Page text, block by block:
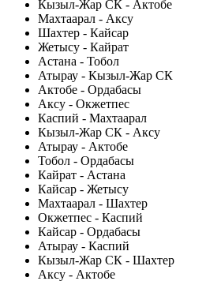
Кызыл-Жар СК - Актобе
Махтаарал - Аксу
Шахтер - Кайсар
Жетысу - Кайрат
Астана - Тобол
Атырау - Кызыл-Жар СК
Актобе - Ордабасы
Аксу - Окжетпес
Каспий - Махтаарал
Кызыл-Жар СК - Аксу
Атырау - Актобе
Тобол - Ордабасы
Кайрат - Астана
Кайсар - Жетысу
Махтаарал - Шахтер
Окжетпес - Каспий
Кайсар - Ордабасы
Атырау - Каспий
Кызыл-Жар СК - Шахтер
Аксу - Актобе